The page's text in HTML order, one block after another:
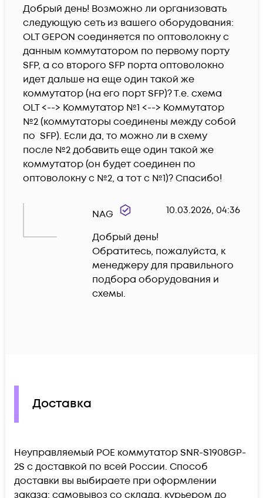
Добрый день! Возможно ли организовать
следующую сеть из вашего оборудования:
OLT GEPON соединяется по оптоволокну с
данным коммутатором по первому порту
SFP, а со второго SFP порта оптоволокно
идет дальше на еще один такой же
коммутатор (на его порт SFP)? Т.е. схема
OLT <--> Коммутатор №1 <--> Коммутатор
№2 (коммутаторы соединены между собой
по  SFP). Если да, то можно ли в схему
после №2 добавить еще один такой же
коммутатор (он будет соединен по
оптоволокну с №2, а тот с №1)? Спасибо!
NAG 10.03.2026, 04:36
Добрый день!
Обратитесь, пожалуйста, к
менеджеру для правильного
подбора оборудования и
схемы.
Доставка
Неуправляемый POE коммутатор SNR-S1908GP-
2S c доставкой по всей России. Способ
доставки вы выбираете при оформлении
заказа: самовывоз со склада, курьером до